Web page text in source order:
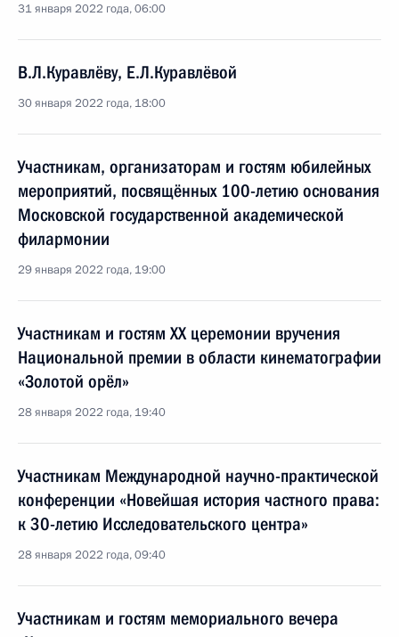
31 января 2022 года, 06:00
В.Л.Куравлёву, Е.Л.Куравлёвой
30 января 2022 года, 18:00
Участникам, организаторам и гостям юбилейных
мероприятий, посвящённых 100-летию основания
Московской государственной академической
филармонии
29 января 2022 года, 19:00
Участникам и гостям XX церемонии вручения
Национальной премии в области кинематографии
«Золотой орёл»
28 января 2022 года, 19:40
Участникам Международной научно-практической
конференции «Новейшая история частного права:
к 30-летию Исследовательского центра»
28 января 2022 года, 09:40
Участникам и гостям мемориального вечера